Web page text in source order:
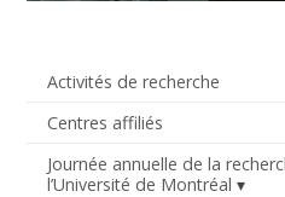
Activités de recherche
Centres affiliés
Journée annuelle de la
l’Université de Montréal